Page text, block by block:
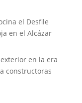
el Desfile
en el Alcázar
en la era
constructoras